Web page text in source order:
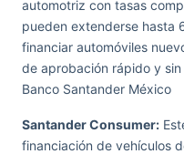
automotriz con tasas
pueden extenderse hasta
financiar automóviles
de aprobación rápido y
Banco Santander México
Santander Consumer:
financiación de vehículos